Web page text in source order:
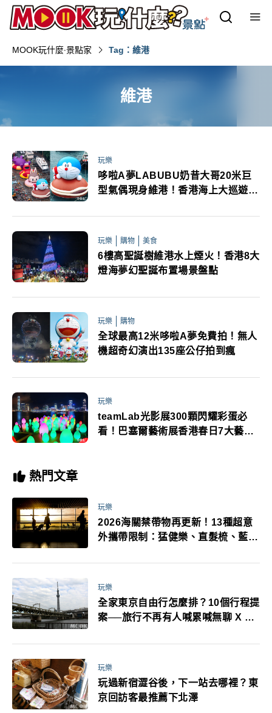
MOOK玩什麼‧景點家 Tag：維港
維港
玩樂
哆啦A夢LABUBU奶昔大哥20米巨
型氣偶現身維港！香港海上大巡遊市
玩樂 購物 美食
6樓高聖誕樹維港水上煙火！香港8大
燈海夢幻聖誕布置場景盤點
玩樂 購物
全球最高12米哆啦A夢免費拍！無人
機超奇幻演出135座公仔拍到瘋
玩樂
teamLab光影展300顆閃耀彩蛋必
看！巴塞爾藝術展香港春日7大藝文
熱門文章
玩樂
2026海關禁帶物再更新！13種超意
外攜帶限制：猛健樂、直髮梳、藍牙
萬！注意事項一次看！
玩樂
全家東京自由行怎麼排？10個行程提
案──旅行不再有人喊累喊無聊 X 爸
玩樂
玩過新宿澀谷後，下一站去哪裡？東
京回訪客最推薦下北澤